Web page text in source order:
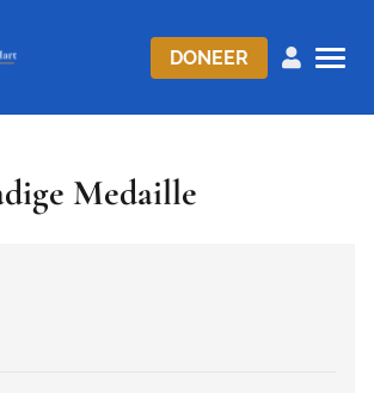
DONEER
Medaille